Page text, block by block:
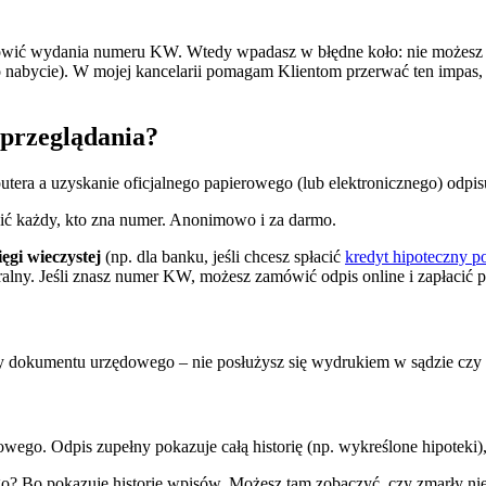
wydania numeru KW. Wtedy wpadasz w błędne koło: nie
W mojej kancelarii pomagam Klientom przerwać ten
a uzyskanie oficjalnego papierowego (lub elektronicznego)
każdy, kto zna numer. Anonimowo i za darmo.
wieczystej (np. dla banku, jeśli chcesz spłacić kredyt hipoteczny
Jeśli znasz numer KW, możesz zamówić odpis online i
urzędowego – nie posłużysz się wydrukiem w sądzie czy
Odpis zupełny pokazuje całą historię (np. wykreślone